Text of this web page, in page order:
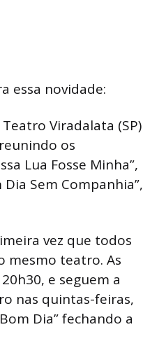
essa novidade:
Viradalata (SP)
os
Lua Fosse Minha”,
Sem Companhia”,
vez que todos
mesmo teatro. As
e seguem a
nas quintas-feiras,
Dia” fechando a